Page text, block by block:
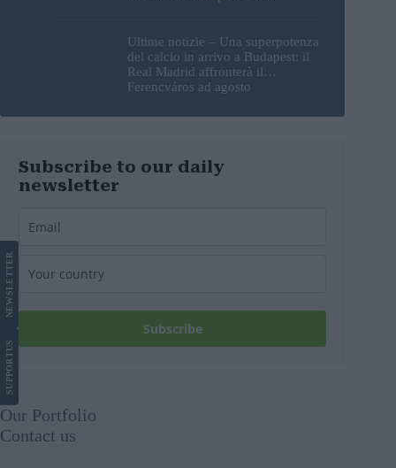
Ultime notizie – Una superpotenza
del calcio in arrivo a Budapest: il
Real Madrid affronterà il
Ferencváros ad agosto
Subscribe to our daily
newsletter
Subscribe
SUPPORT
US
NEWS
LETTER
Our Portfolio
Contact us